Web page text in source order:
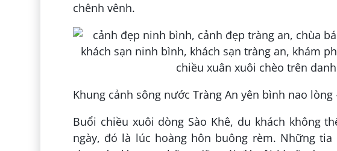
chênh vênh.
Khung cảnh sông nước Tràng An yên bình nao lòng
Buổi chiều xuôi dòng Sào Khê, du khách không
ngày, đó là lúc hoàng hôn buông rèm. Những